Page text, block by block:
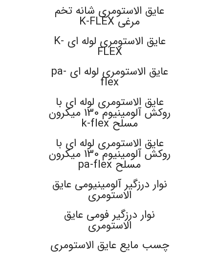
عایق الاستومری شانه تخم
مرغی K-FLEX
عایق الاستومری لوله ای K-
FLEX
عایق الاستومری لوله ای pa-
flex
عایق الاستومری لوله ای با
روکش آلومینیوم 130 میکرون
مسلح k-flex
عایق الاستومری لوله ای با
روکش آلومینیوم 130 میکرون
مسلح pa-flex
نوار درزگیر آلومینیومی عایق
الاستومری
نوار درزگیر فومی عایق
الاستومری
چسب مایع عایق الاستومری